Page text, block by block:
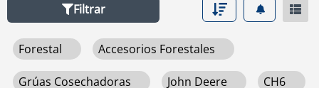
Filtrar
Forestal Accesorios Forestales
Grúas Cosechadoras John Deere CH6